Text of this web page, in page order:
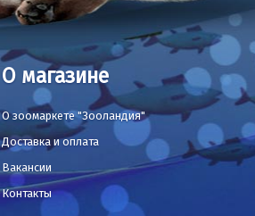
О магазине
О зоомаркете "Зооландия"
Доставка и оплата
Вакансии
Контакты